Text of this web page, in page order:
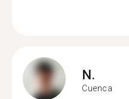
N.
Cuenca